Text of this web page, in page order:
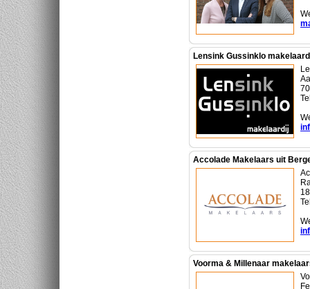
Lensink Gussinklo
Accolade Makelaars uit
Voorma & Millenaar